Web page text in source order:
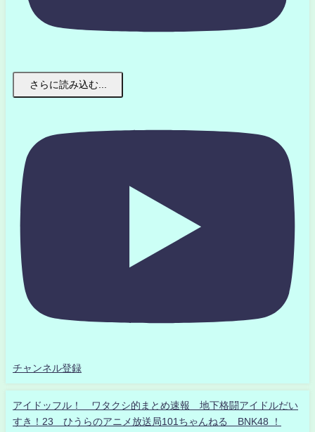
さらに読み込む...
チャンネル登録
アイドッフル！ ワタクシ的まとめ速報 地下格闘アイドルだい
すき！23 ひうらのアニメ放送局101ちゃんねる BNK48 ！